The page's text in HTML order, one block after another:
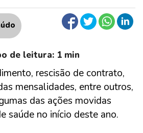
rescisão de contrato,
mensalidades, entre outros,
das ações movidas
saúde no início deste ano.